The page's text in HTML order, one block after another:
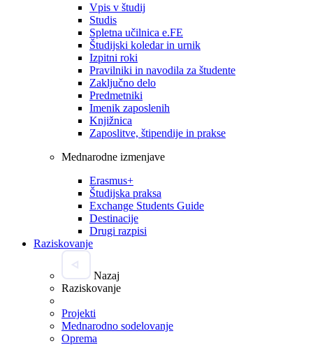
Vpis v študij
Studis
Spletna učilnica e.FE
Študijski koledar in urnik
Izpitni roki
Pravilniki in navodila za študente
Zaključno delo
Predmetniki
Imenik zaposlenih
Knjižnica
Zaposlitve, štipendije in prakse
Mednarodne izmenjave
Erasmus+
Študijska praksa
Exchange Students Guide
Destinacije
Drugi razpisi
Raziskovanje
Nazaj
Raziskovanje
Projekti
Mednarodno sodelovanje
Oprema